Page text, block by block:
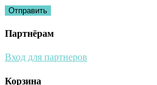
Партнёрам
Вход для партнеров
Корзина